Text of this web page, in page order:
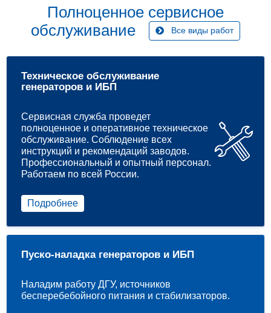
Полноценное сервисное
обслуживание
Все виды работ
Техническое обслуживание
генераторов и ИБП
Сервисная служба проведет
полноценное и оперативное техническое
обслуживание. Соблюдение всех
инструкций и рекомендаций заводов.
Профессиональный и опытный персонал.
Работаем по всей России.
Подробнее
Пуско-наладка генераторов и ИБП
Наладим работу ДГУ, источников
бесперебебойного питания и стабилизаторов.